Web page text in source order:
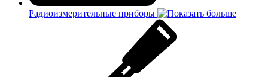
Радиоизмерительные приборы